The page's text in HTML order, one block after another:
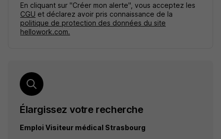
En cliquant sur "Créer mon alerte", vous acceptez les
CGU et déclarez avoir pris connaissance de la
politique de protection des données du site
hellowork.com.
Élargissez votre recherche
Emploi Visiteur médical Strasbourg